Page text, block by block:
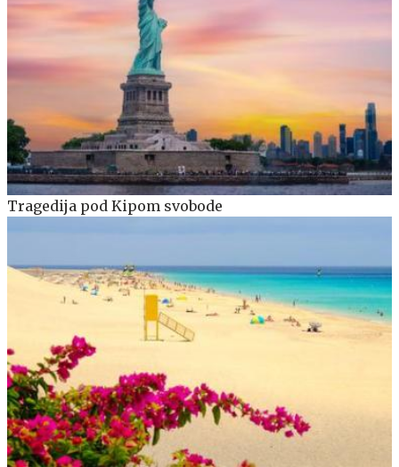
Tragedija pod Kipom svobode